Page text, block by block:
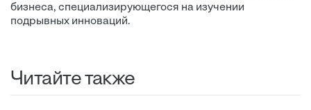
бизнеса, специализирующегося на изучении
подрывных инноваций.
Читайте также